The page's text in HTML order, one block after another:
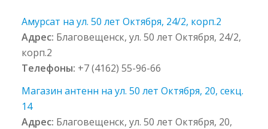
Амурсат на ул. 50 лет Октября, 24/2, корп.2
Адрес: Благовещенск, ул. 50 лет Октября, 24/2,
корп.2
Телефоны: +7 (4162) 55-96-66
Магазин антенн на ул. 50 лет Октября, 20, секц.
14
Адрес: Благовещенск, ул. 50 лет Октября, 20,